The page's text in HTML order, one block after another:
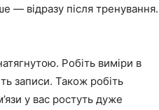
— відразу після тренування.
Робіть виміри в
записи. Також робіть
у вас ростуть дуже